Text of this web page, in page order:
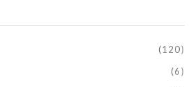
(120)
(6)